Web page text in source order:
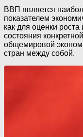
ВВП является
показателем
как для оценки
состояния
общемировой
стран между собой.